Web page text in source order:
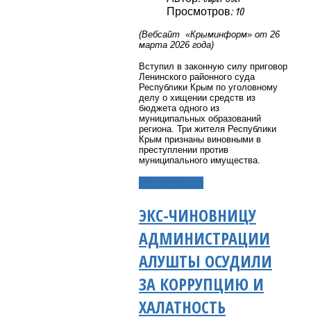
Просмотров: 10
(Вебсайт «Крыминформ» от 26
марта 2026 года)
Вступил в законную силу приговор
Ленинского районного суда
Республики Крым по уголовному
делу о хищении средств из
бюджета одного из
муниципальных образований
региона. Три жителя Республики
Крым признаны виновными в
преступлении против
муниципального имущества.
ЭКС-ЧИНОВНИЦУ
АДМИНИСТРАЦИИ
АЛУШТЫ ОСУДИЛИ
ЗА КОРРУПЦИЮ И
ХАЛАТНОСТЬ